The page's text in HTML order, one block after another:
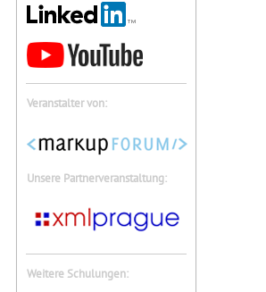
Veranstalter von:
Unsere Partnerveranstaltung:
Weitere Schulungen: